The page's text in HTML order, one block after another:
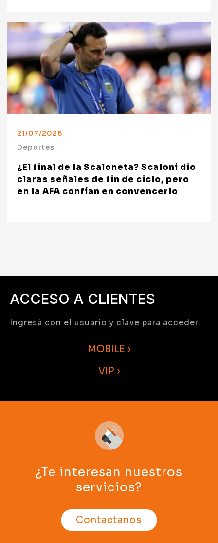
21/07/2026
Deportes
¿El final de la Scaloneta? Scaloni dio
claras señales de fin de ciclo, pero
en la AFA confían en convencerlo
ACCESO A CLIENTES
Ingresá con el usuario y clave para acceder.
MOBILE ›
VIP ›
¿Te interesan nuestros
servicios?
Contactanos